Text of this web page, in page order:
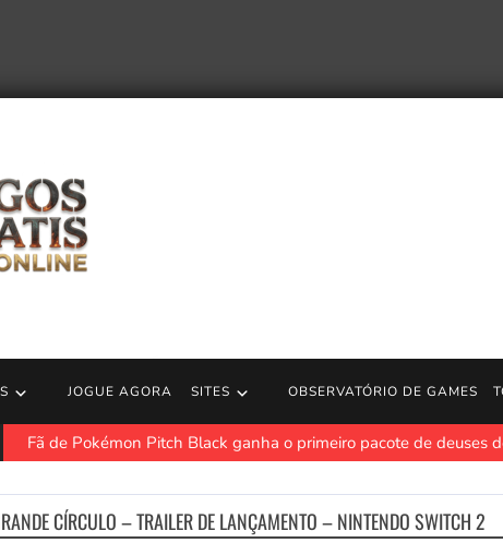
JOGUE AGORA SITES OBSERVATÓRIO DE GAMES
Fã de Pokémon Pitch Black ganha o primeiro pacote de deuses
CÍRCULO – TRAILER DE LANÇAMENTO – NINTENDO SWITCH 2